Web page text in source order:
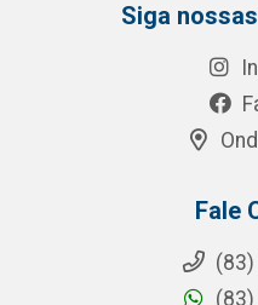
Siga
Fale